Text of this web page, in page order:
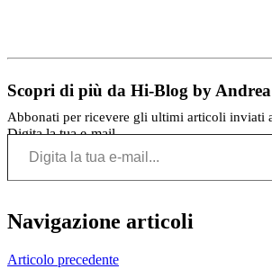
Scopri di più da Hi-Blog by Andrea
Abbonati per ricevere gli ultimi articoli inviati
Digita la tua e-mail...
Navigazione articoli
Articolo precedente